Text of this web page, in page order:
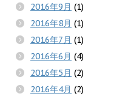
2016年9月 (1)
2016年8月 (1)
2016年7月 (1)
2016年6月 (4)
2016年5月 (2)
2016年4月 (2)